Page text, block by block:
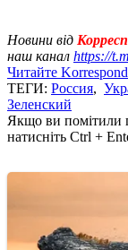
Новини від
наш канал https://
Читайте
ТЕГИ: Россия,
Зеленский
Якщо ви помітили
натисніть Ctrl +